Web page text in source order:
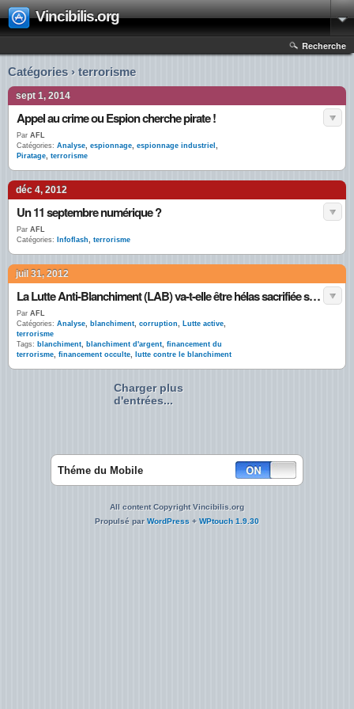
Vincibilis.org
Recherche
Catégories › terrorisme
sept 1, 2014
Appel au crime ou Espion cherche pirate !
Par AFL
Catégories: Analyse, espionnage, espionnage industriel ,
Piratage, terrorisme
déc 4, 2012
Un 11 septembre numérique ?
Par AFL
Catégories:
Infoflash, terrorisme
juil 31, 2012
La Lutte Anti-Blanchiment (LAB) va-t-elle être hélas sacrifiée sur l’autel de la rigueur ?
Par AFL
Catégories: Analyse, blanchiment, corruption, Lutte active,
terrorisme
Tags: blanchiment, blanchiment d'argent, financement du
terrorisme, financement occulte, lutte contre le blanchiment
Charger plus
d'entrées...
Théme du Mobile
All content Copyright Vincibilis.org
Propulsé parWordPress + WPtouch 1.9.30